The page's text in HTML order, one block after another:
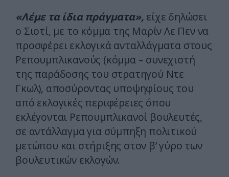
«Λέμε τα ίδια πράγματα», είχε δηλώσει
ο Σιοτί, με το κόμμα της Μαρίν Λε Πεν να
προσφέρει εκλογικά ανταλλάγματα στους
Ρεπουμπλικανούς (κόμμα – συνεχιστή
της παράδοσης του στρατηγού Ντε
Γκωλ), αποσύροντας υποψηφίους του
από εκλογικές περιφέρειες όπου
εκλέγονται Ρεπουμπλικανοί βουλευτές,
σε αντάλλαγμα για σύμπηξη πολιτικού
μετώπου και στήριξης στον β’ γύρο των
βουλευτικών εκλογών.